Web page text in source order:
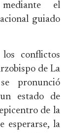
el
guiado
conflictos
de La
pronunció
estado de
de la
esperarse, la